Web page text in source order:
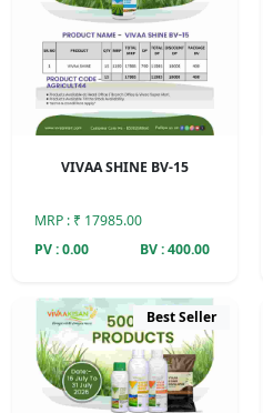
VIVAA SHINE BV-15
MRP : ₹ 17985.00
PV : 0.00
BV : 400.00
Best Seller